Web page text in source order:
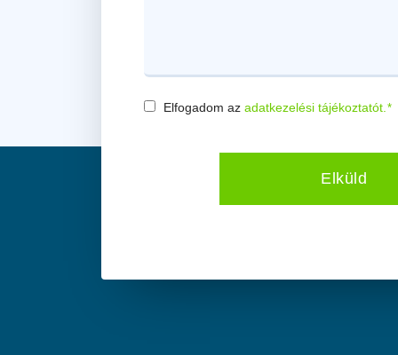
Consent*
Elfogadom az adatkezelési tájékoztatót. *
Elküld